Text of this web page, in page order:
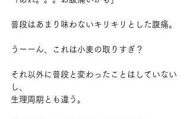
普段はあまり味わないキリキリとした腹痛。
うーーん、これは小麦の取りすぎ？
それ以外に普段と変わったことはしていない
し、
生理周期とも違う。